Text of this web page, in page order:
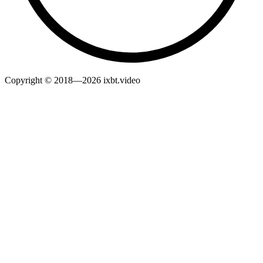
Copyright © 2018—2026 ixbt.video